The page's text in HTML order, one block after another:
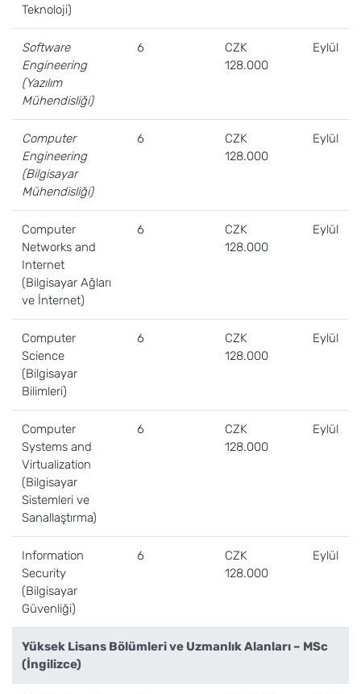
Teknoloji)
Software
Engineering
(Yazılım
Mühendisliği)
6
CZK
128.000
Eylül
Computer
Engineering
(Bilgisayar
Mühendisliği)
6
CZK
128.000
Eylül
Computer
Networks and
Internet
(Bilgisayar Ağları
ve İnternet)
6
CZK
128.000
Eylül
Computer
Science
(Bilgisayar
Bilimleri)
6
CZK
128.000
Eylül
Computer
Systems and
Virtualization
(Bilgisayar
Sistemleri ve
Sanallaştırma)
6
CZK
128.000
Eylül
Information
Security
(Bilgisayar
Güvenliği)
6
CZK
128.000
Eylül
Yüksek Lisans Bölümleri ve Uzmanlık Alanları – MSc
(İngilizce)